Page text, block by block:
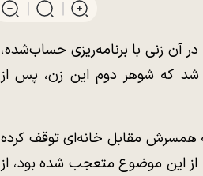
آن زنی با برنامه‌ریزی حساب‌شده،
شد که شوهر دوم این زن، پس از
همسرش مقابل خانه‌ای توقف کرده
از این موضوع متعجب شده بود، از